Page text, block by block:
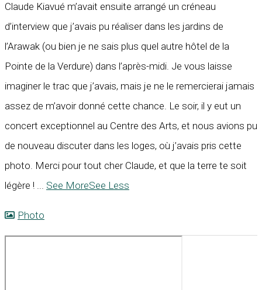
Claude Kiavué m’avait ensuite arrangé un créneau
d’interview que j’avais pu réaliser dans les jardins de
l’Arawak (ou bien je ne sais plus quel autre hôtel de la
Pointe de la Verdure) dans l’après-midi. Je vous laisse
imaginer le trac que j’avais, mais je ne le remercierai jamais
assez de m’avoir donné cette chance. Le soir, il y eut un
concert exceptionnel au Centre des Arts, et nous avions pu
de nouveau discuter dans les loges, où j’avais pris cette
photo. Merci pour tout cher Claude, et que la terre te soit
légère ! ... See MoreSee Less
Photo